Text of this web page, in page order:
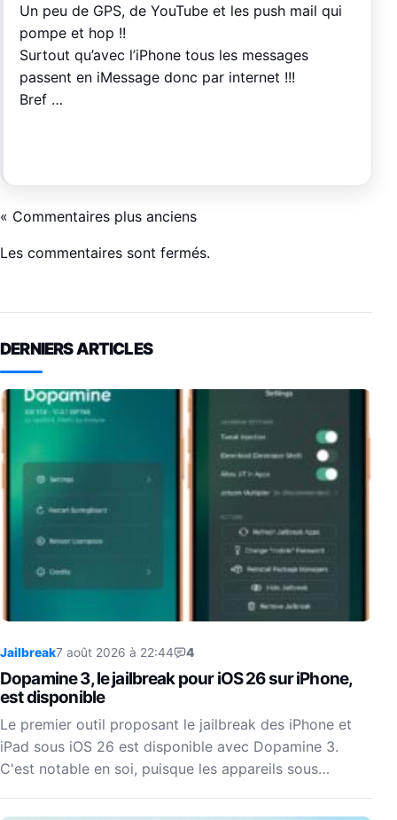
Un peu de GPS, de YouTube et les push mail qui
pompe et hop !!
Surtout qu’avec l’iPhone tous les messages
passent en iMessage donc par internet !!!
Bref …
« Commentaires plus anciens
Les commentaires sont fermés.
DERNIERS ARTICLES
Jailbreak7 août 2026 à 22:44 4
Dopamine 3, le jailbreak pour iOS 26 sur iPhone,
est disponible
Le premier outil proposant le jailbreak des iPhone et
iPad sous iOS 26 est disponible avec Dopamine 3.
C'est notable en soi, puisque les appareils sous…